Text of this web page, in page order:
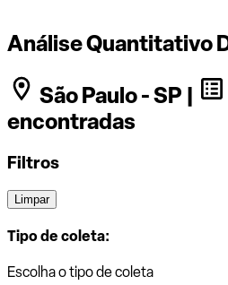
Análise Quantitativo
São Paulo - SP |
encontradas
Filtros
Limpar
Tipo de coleta:
Escolha o tipo de coleta